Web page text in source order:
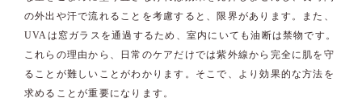
の外出や汗で流れることを考慮すると、限界があります。また、
UVAは窓ガラスを通過するため、室内にいても油断は禁物です。
これらの理由から、日常のケアだけでは紫外線から完全に肌を守
ることが難しいことがわかります。そこで、より効果的な方法を
求めることが重要になります。